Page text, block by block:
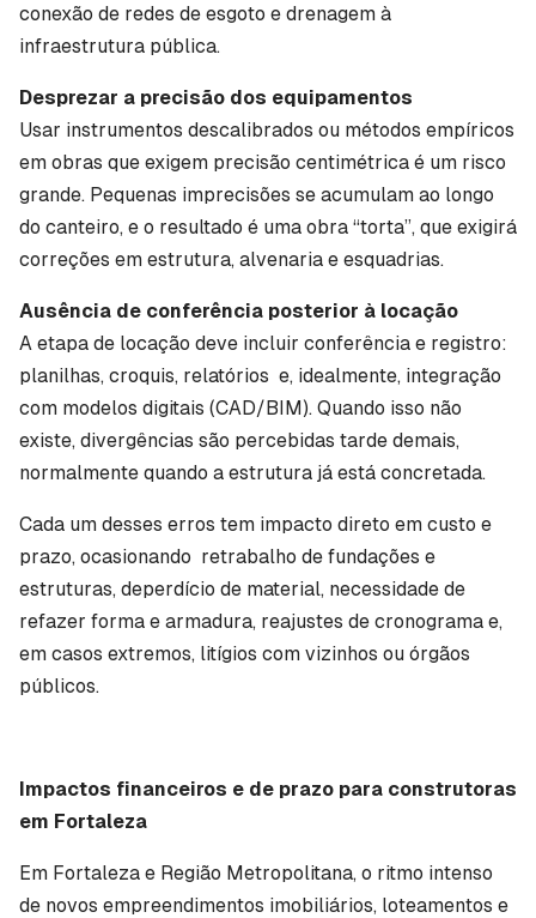
conexão de redes de esgoto e drenagem à
infraestrutura pública.
Desprezar a precisão dos equipamentos
Usar instrumentos descalibrados ou métodos empíricos
em obras que exigem precisão centimétrica é um risco
grande. Pequenas imprecisões se acumulam ao longo
do canteiro, e o resultado é uma obra “torta”, que exigirá
correções em estrutura, alvenaria e esquadrias.
Ausência de conferência posterior à locação
A etapa de locação deve incluir conferência e registro:
planilhas, croquis, relatórios e, idealmente, integração
com modelos digitais (CAD/BIM). Quando isso não
existe, divergências são percebidas tarde demais,
normalmente quando a estrutura já está concretada.
Cada um desses erros tem impacto direto em custo e
prazo, ocasionando retrabalho de fundações e
estruturas, deperdício de material, necessidade de
refazer forma e armadura, reajustes de cronograma e,
em casos extremos, litígios com vizinhos ou órgãos
públicos.
Impactos financeiros e de prazo para construtoras
em Fortaleza
Em Fortaleza e Região Metropolitana, o ritmo intenso
de novos empreendimentos imobiliários, loteamentos e